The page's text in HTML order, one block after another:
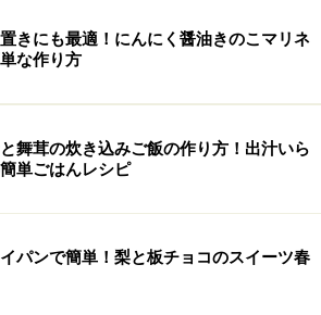
きにも最適！にんにく醤油きのこマリネ
な作り方
舞茸の炊き込みご飯の作り方！出汁いら
単ごはんレシピ
パンで簡単！梨と板チョコのスイーツ春